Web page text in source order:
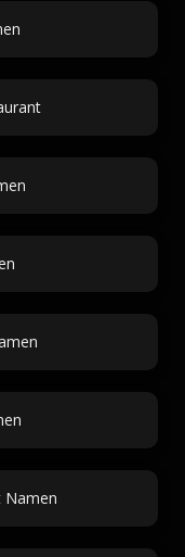
Namen